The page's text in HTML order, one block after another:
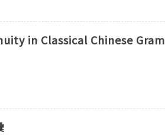
in Classical Chinese